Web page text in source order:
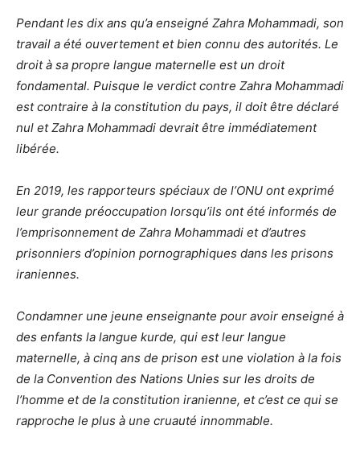
Pendant les dix ans qu’a enseigné Zahra Mohammadi, son
travail a été ouvertement et bien connu des autorités. Le
droit à sa propre langue maternelle est un droit
fondamental. Puisque le verdict contre Zahra Mohammadi
est contraire à la constitution du pays, il doit être déclaré
nul et Zahra Mohammadi devrait être immédiatement
libérée.
En 2019, les rapporteurs spéciaux de l’ONU ont exprimé
leur grande préoccupation lorsqu’ils ont été informés de
l’emprisonnement de Zahra Mohammadi et d’autres
prisonniers d’opinion pornographiques dans les prisons
iraniennes.
Condamner une jeune enseignante pour avoir enseigné à
des enfants la langue kurde, qui est leur langue
maternelle, à cinq ans de prison est une violation à la fois
de la Convention des Nations Unies sur les droits de
l’homme et de la constitution iranienne, et c’est ce qui se
rapproche le plus à une cruauté innommable.